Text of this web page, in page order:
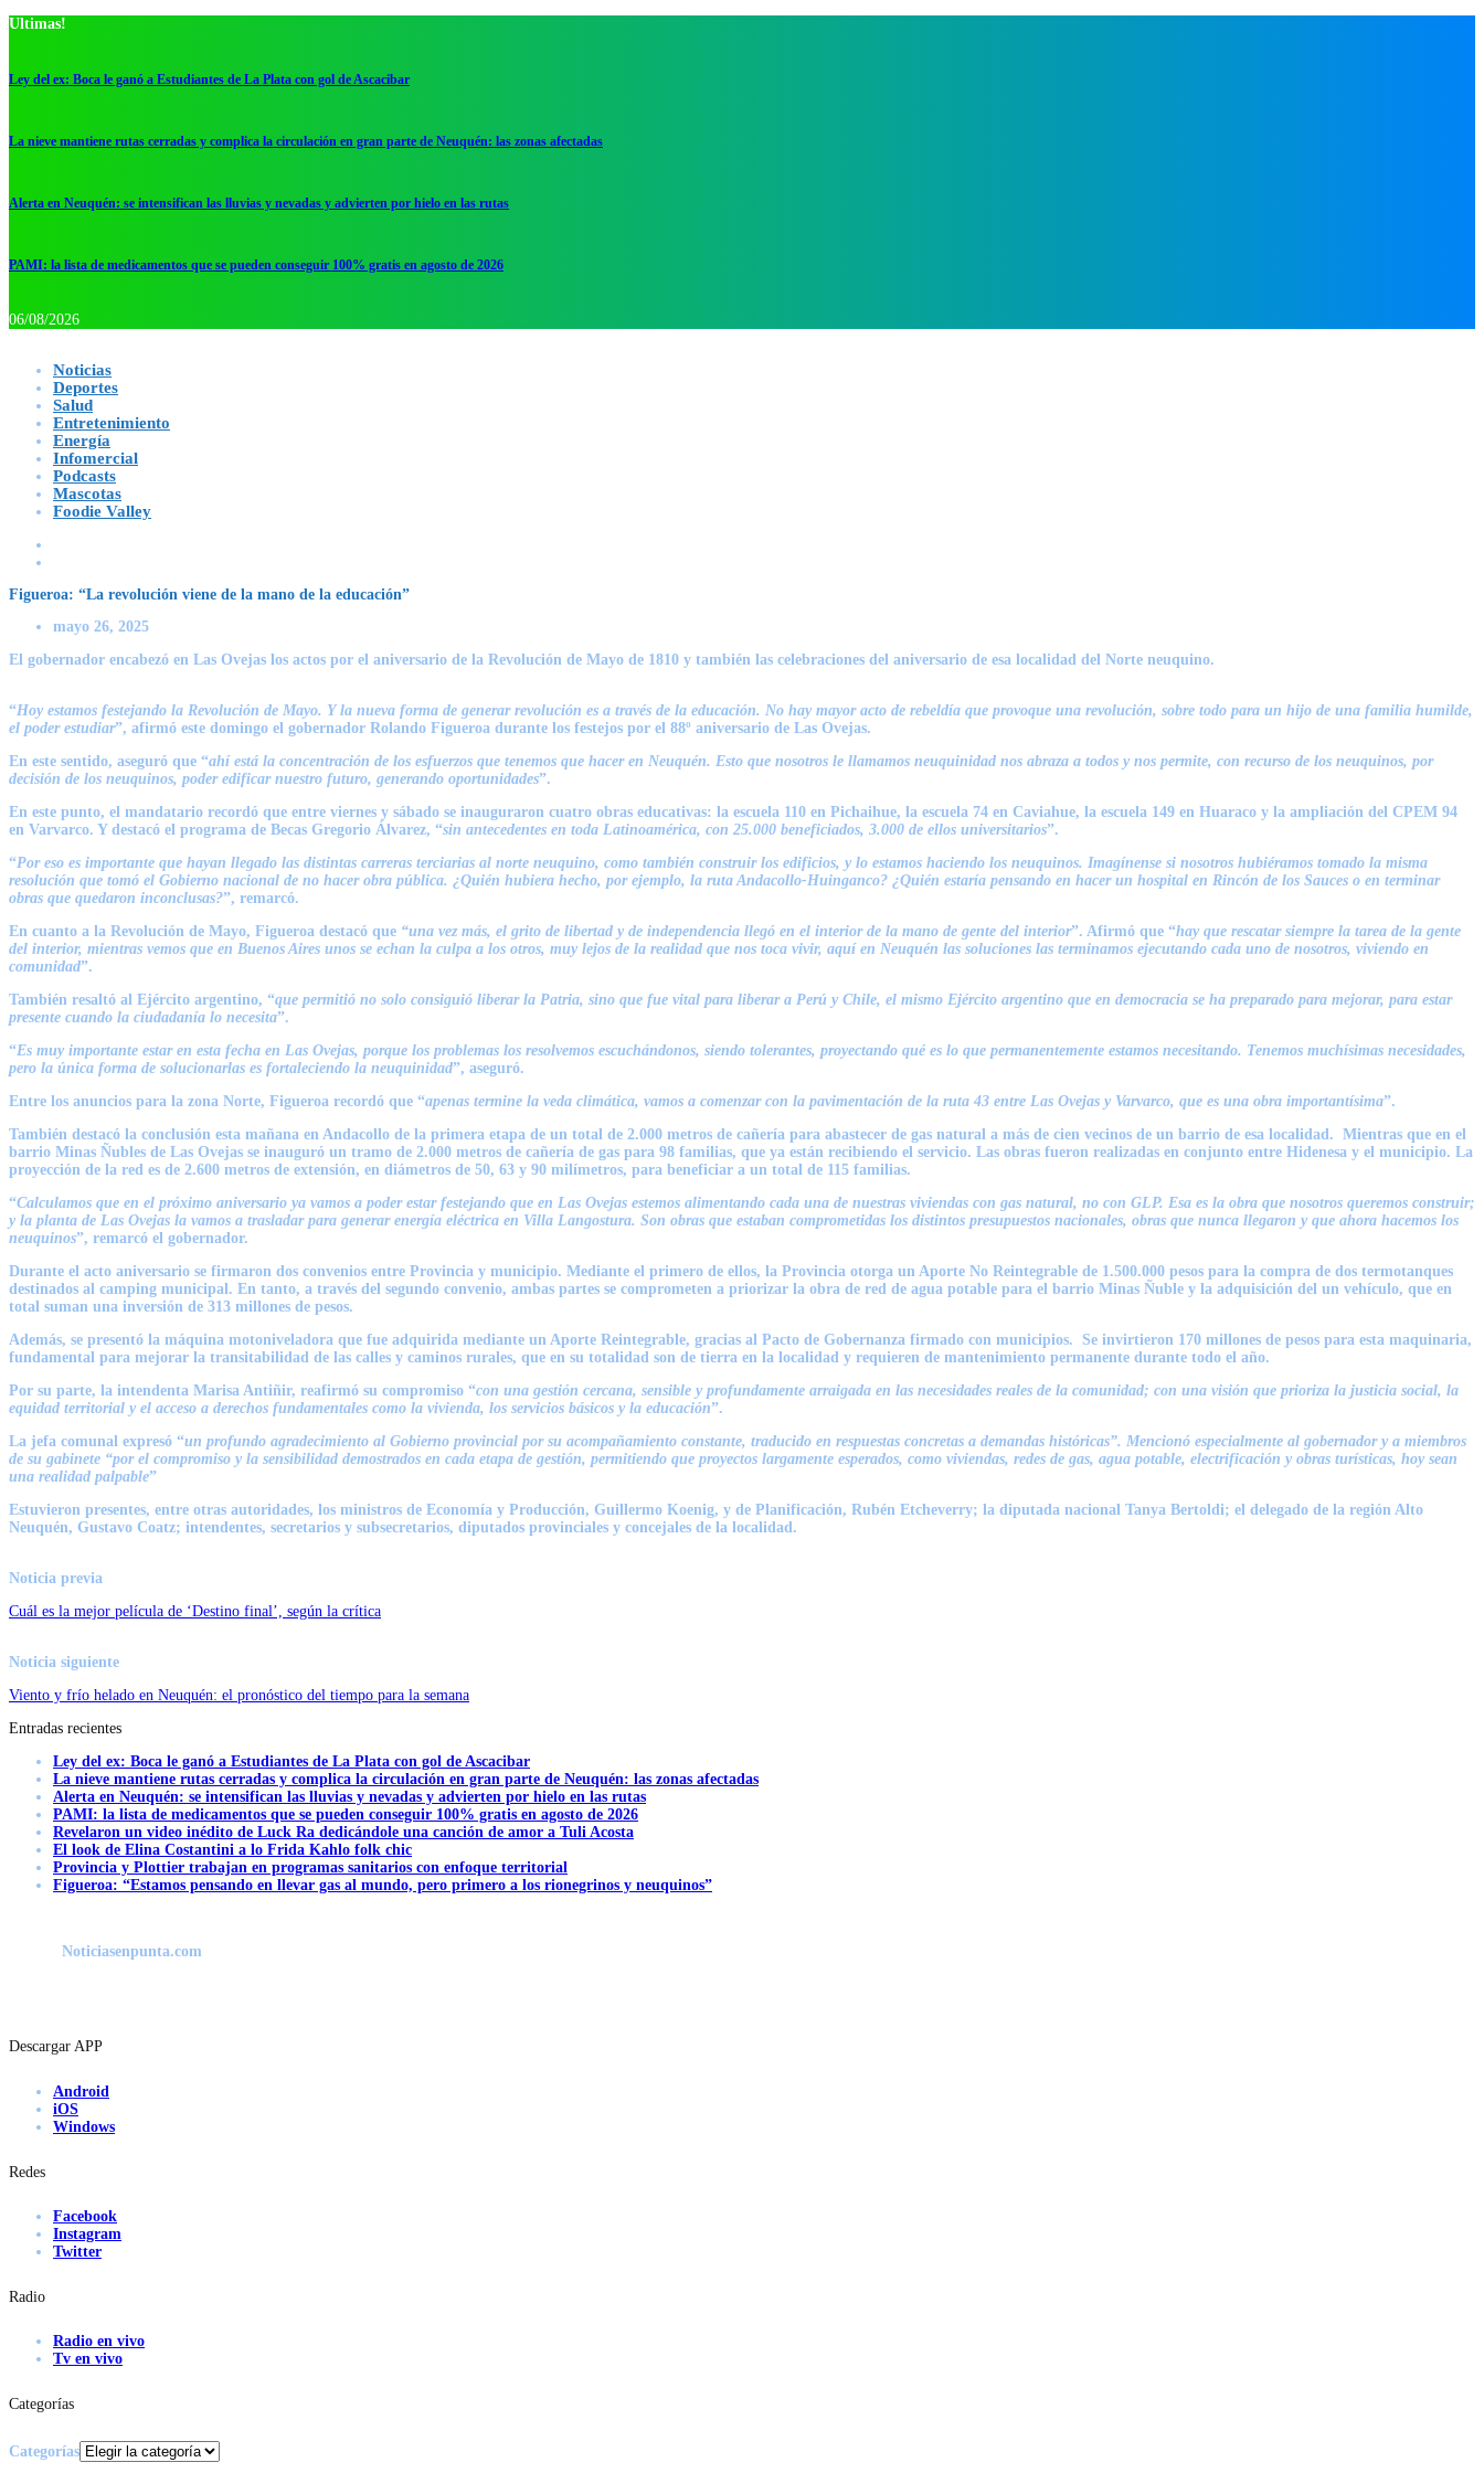
Ultimas!
Ley del ex: Boca le ganó a Estudiantes de La Plata con gol de Ascacibar
La nieve mantiene rutas cerradas y complica la circulación en gran parte de Neuquén: las zonas afectadas
Alerta en Neuquén: se intensifican las lluvias y nevadas y advierten por hielo en las rutas
PAMI: la lista de medicamentos que se pueden conseguir 100% gratis en agosto de 2026
06/08/2026
Noticias
Deportes
Salud
Entretenimiento
Energía
Infomercial
Podcasts
Mascotas
Foodie Valley
Figueroa: “La revolución viene de la mano de la educación”
mayo 26, 2025
El gobernador encabezó en Las Ovejas los actos por el aniversario de la Revolución de Mayo de 1810 y también las celebraciones del aniversario de esa localidad del Norte neuquino.
“Hoy estamos festejando la Revolución de Mayo. Y la nueva forma de generar revolución es a través de la educación. No hay mayor acto de rebeldía que provoque una revolución, sobre todo para un hijo de una familia humilde,
el poder estudiar”, afirmó este domingo el gobernador Rolando Figueroa durante los festejos por el 88º aniversario de Las Ovejas.
En este sentido, aseguró que “ahí está la concentración de los esfuerzos que tenemos que hacer en Neuquén. Esto que nosotros le llamamos neuquinidad nos abraza a todos y nos permite, con recurso de los neuquinos, por
decisión de los neuquinos, poder edificar nuestro futuro, generando oportunidades”.
En este punto, el mandatario recordó que entre viernes y sábado se inauguraron cuatro obras educativas: la escuela 110 en Pichaihue, la escuela 74 en Caviahue, la escuela 149 en Huaraco y la ampliación del CPEM 94
en Varvarco. Y destacó el programa de Becas Gregorio Álvarez, “sin antecedentes en toda Latinoamérica, con 25.000 beneficiados, 3.000 de ellos universitarios”.
“Por eso es importante que hayan llegado las distintas carreras terciarias al norte neuquino, como también construir los edificios, y lo estamos haciendo los neuquinos. Imagínense si nosotros hubiéramos tomado la misma
resolución que tomó el Gobierno nacional de no hacer obra pública. ¿Quién hubiera hecho, por ejemplo, la ruta Andacollo-Huinganco? ¿Quién estaría pensando en hacer un hospital en Rincón de los Sauces o en terminar
obras que quedaron inconclusas?”, remarcó.
En cuanto a la Revolución de Mayo, Figueroa destacó que “una vez más, el grito de libertad y de independencia llegó en el interior de la mano de gente del interior”. Afirmó que “hay que rescatar siempre la tarea de la gente
del interior, mientras vemos que en Buenos Aires unos se echan la culpa a los otros, muy lejos de la realidad que nos toca vivir, aquí en Neuquén las soluciones las terminamos ejecutando cada uno de nosotros, viviendo en
comunidad”.
También resaltó al Ejército argentino, “que permitió no solo consiguió liberar la Patria, sino que fue vital para liberar a Perú y Chile, el mismo Ejército argentino que en democracia se ha preparado para mejorar, para estar
presente cuando la ciudadanía lo necesita”.
“Es muy importante estar en esta fecha en Las Ovejas, porque los problemas los resolvemos escuchándonos, siendo tolerantes, proyectando qué es lo que permanentemente estamos necesitando. Tenemos muchísimas necesidades,
pero la única forma de solucionarlas es fortaleciendo la neuquinidad”, aseguró.
Entre los anuncios para la zona Norte, Figueroa recordó que “apenas termine la veda climática, vamos a comenzar con la pavimentación de la ruta 43 entre Las Ovejas y Varvarco, que es una obra importantísima”.
También destacó la conclusión esta mañana en Andacollo de la primera etapa de un total de 2.000 metros de cañería para abastecer de gas natural a más de cien vecinos de un barrio de esa localidad. Mientras que en el
barrio Minas Ñubles de Las Ovejas se inauguró un tramo de 2.000 metros de cañería de gas para 98 familias, que ya están recibiendo el servicio. Las obras fueron realizadas en conjunto entre Hidenesa y el municipio. La
proyección de la red es de 2.600 metros de extensión, en diámetros de 50, 63 y 90 milímetros, para beneficiar a un total de 115 familias.
“Calculamos que en el próximo aniversario ya vamos a poder estar festejando que en Las Ovejas estemos alimentando cada una de nuestras viviendas con gas natural, no con GLP. Esa es la obra que nosotros queremos construir;
y la planta de Las Ovejas la vamos a trasladar para generar energía eléctrica en Villa Langostura. Son obras que estaban comprometidas los distintos presupuestos nacionales, obras que nunca llegaron y que ahora hacemos los
neuquinos”, remarcó el gobernador.
Durante el acto aniversario se firmaron dos convenios entre Provincia y municipio. Mediante el primero de ellos, la Provincia otorga un Aporte No Reintegrable de 1.500.000 pesos para la compra de dos termotanques
destinados al camping municipal. En tanto, a través del segundo convenio, ambas partes se comprometen a priorizar la obra de red de agua potable para el barrio Minas Ñuble y la adquisición del un vehículo, que en
total suman una inversión de 313 millones de pesos.
Además, se presentó la máquina motoniveladora que fue adquirida mediante un Aporte Reintegrable, gracias al Pacto de Gobernanza firmado con municipios. Se invirtieron 170 millones de pesos para esta maquinaria,
fundamental para mejorar la transitabilidad de las calles y caminos rurales, que en su totalidad son de tierra en la localidad y requieren de mantenimiento permanente durante todo el año.
Por su parte, la intendenta Marisa Antiñir, reafirmó su compromiso “con una gestión cercana, sensible y profundamente arraigada en las necesidades reales de la comunidad; con una visión que prioriza la justicia social, la
equidad territorial y el acceso a derechos fundamentales como la vivienda, los servicios básicos y la educación”.
La jefa comunal expresó “un profundo agradecimiento al Gobierno provincial por su acompañamiento constante, traducido en respuestas concretas a demandas históricas”. Mencionó especialmente al gobernador y a miembros
de su gabinete “por el compromiso y la sensibilidad demostrados en cada etapa de gestión, permitiendo que proyectos largamente esperados, como viviendas, redes de gas, agua potable, electrificación y obras turísticas, hoy sean
una realidad palpable”
Estuvieron presentes, entre otras autoridades, los ministros de Economía y Producción, Guillermo Koenig, y de Planificación, Rubén Etcheverry; la diputada nacional Tanya Bertoldi; el delegado de la región Alto
Neuquén, Gustavo Coatz; intendentes, secretarios y subsecretarios, diputados provinciales y concejales de la localidad.
Noticia previa
Cuál es la mejor película de ‘Destino final’, según la crítica
Noticia siguiente
Viento y frío helado en Neuquén: el pronóstico del tiempo para la semana
Entradas recientes
Ley del ex: Boca le ganó a Estudiantes de La Plata con gol de Ascacibar
La nieve mantiene rutas cerradas y complica la circulación en gran parte de Neuquén: las zonas afectadas
Alerta en Neuquén: se intensifican las lluvias y nevadas y advierten por hielo en las rutas
PAMI: la lista de medicamentos que se pueden conseguir 100% gratis en agosto de 2026
Revelaron un video inédito de Luck Ra dedicándole una canción de amor a Tuli Acosta
El look de Elina Costantini a lo Frida Kahlo folk chic
Provincia y Plottier trabajan en programas sanitarios con enfoque territorial
Figueroa: “Estamos pensando en llevar gas al mundo, pero primero a los rionegrinos y neuquinos”
Noticiasenpunta.com
Descargar APP
Android
iOS
Windows
Redes
Facebook
Instagram
Twitter
Radio
Radio en vivo
Tv en vivo
Categorías
Categorías